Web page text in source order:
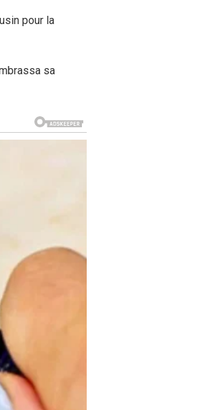
pour la
sa